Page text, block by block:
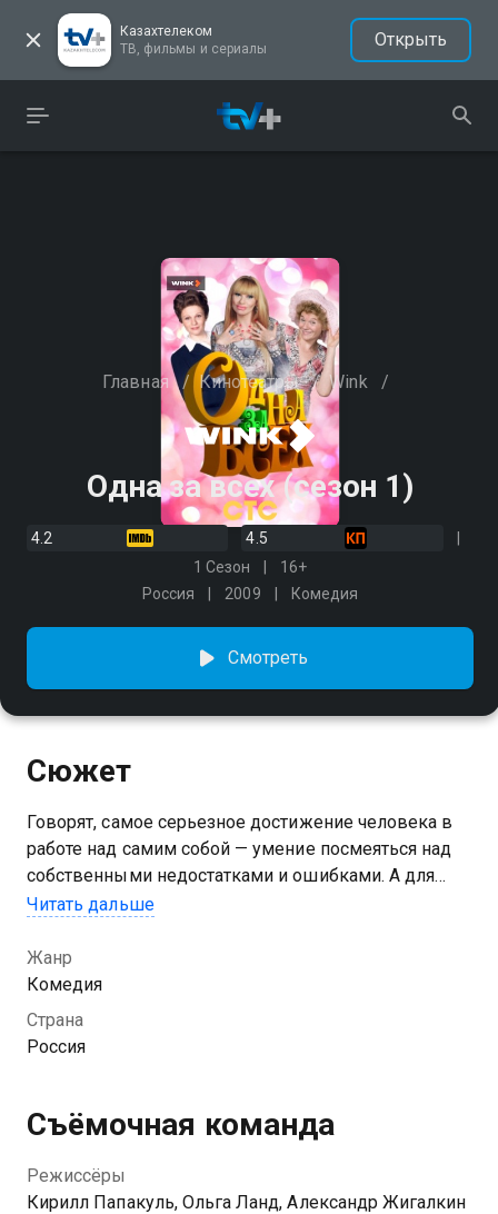
Казахтелеком
ТВ, фильмы и сериалы
Открыть
Главная / Кинотеатры / Wink /
Одна за всех (сезон 1)
4.2
4.5
1 Сезон
16+
Россия
2009 Комедия
Смотреть
Сюжет
Говорят, самое серьезное достижение человека в
работе над самим собой — умение посмеяться над
собственными недостатками и ошибками. А для
этого иногда полезно посмотреть на себя со
Посмотреть онлайн 1 сезон сериала Одна за всех
вы можете совершенно бесплатно в хорошем HD
качестве на Казахтелеком
Читать дальше
Жанр
Комедия
Страна
Россия
Съёмочная команда
Режиссёры
Кирилл Папакуль, Ольга Ланд, Александр Жигалкин